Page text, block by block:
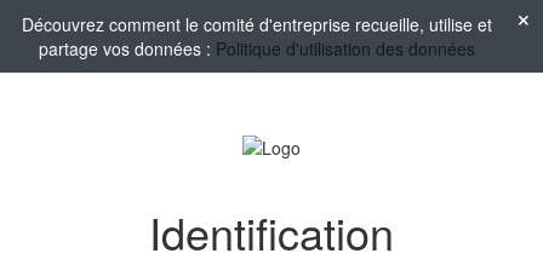
Découvrez comment le comité d'entreprise recueille, utilise et
partage vos données : Politique d'utilisation des données
Identification